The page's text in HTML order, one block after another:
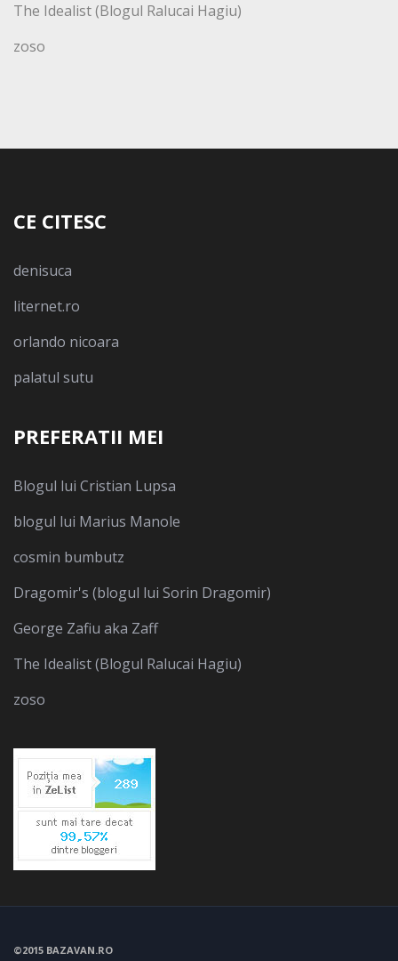
The Idealist (Blogul Ralucai Hagiu)
zoso
CE CITESC
denisuca
liternet.ro
orlando nicoara
palatul sutu
PREFERATII MEI
Blogul lui Cristian Lupsa
blogul lui Marius Manole
cosmin bumbutz
Dragomir's (blogul lui Sorin Dragomir)
George Zafiu aka Zaff
The Idealist (Blogul Ralucai Hagiu)
zoso
©2015 BAZAVAN.RO